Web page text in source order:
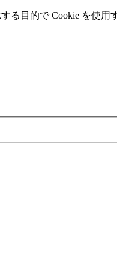
る⽬的で Cookie を使⽤